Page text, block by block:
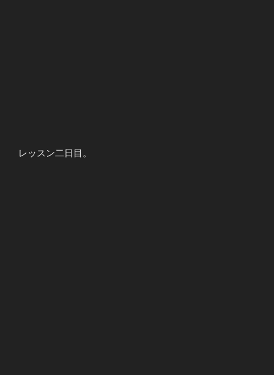
レッスン二日目。